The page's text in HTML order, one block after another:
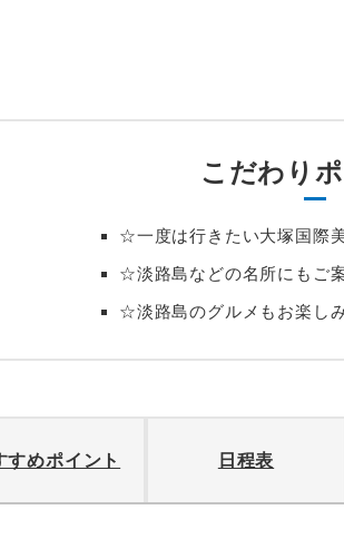
こだわり
☆一度は行きたい大塚国際
☆淡路島などの名所にもご
☆淡路島のグルメもお楽し
すめポイント 日程表